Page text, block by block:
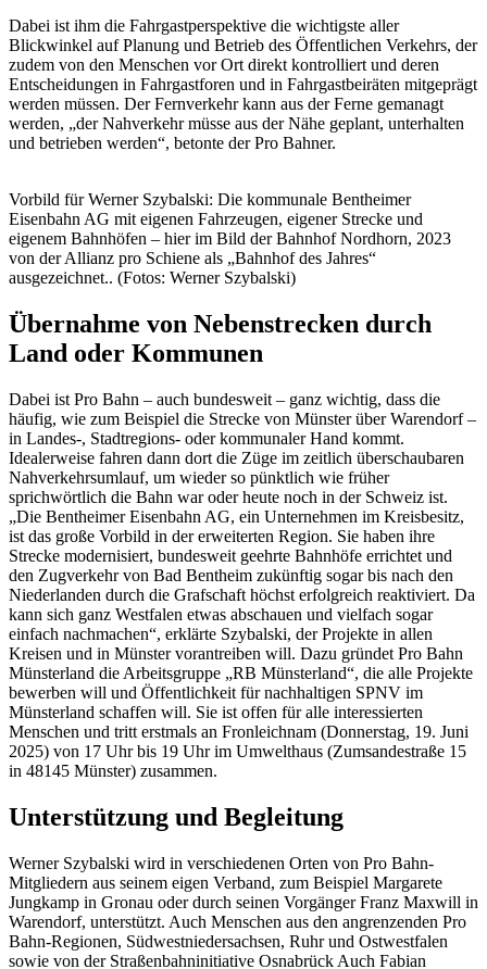
Dabei ist ihm die Fahrgastperspektive die wichtigste aller
Blickwinkel auf Planung und Betrieb des Öffentlichen Verkehrs, der
zudem von den Menschen vor Ort direkt kontrolliert und deren
Entscheidungen in Fahrgastforen und in Fahrgastbeiräten mitgeprägt
werden müssen. Der Fernverkehr kann aus der Ferne gemanagt
werden, „der Nahverkehr müsse aus der Nähe geplant, unterhalten
und betrieben werden“, betonte der Pro Bahner.
Vorbild für Werner Szybalski: Die kommunale Bentheimer
Eisenbahn AG mit eigenen Fahrzeugen, eigener Strecke und
eigenem Bahnhöfen – hier im Bild der Bahnhof Nordhorn, 2023
von der Allianz pro Schiene als „Bahnhof des Jahres“
ausgezeichnet.. (Fotos: Werner Szybalski)
Übernahme von Nebenstrecken durch
Land oder Kommunen
Dabei ist Pro Bahn – auch bundesweit – ganz wichtig, dass die
häufig, wie zum Beispiel die Strecke von Münster über Warendorf –
in Landes-, Stadtregions- oder kommunaler Hand kommt.
Idealerweise fahren dann dort die Züge im zeitlich überschaubaren
Nahverkehrsumlauf, um wieder so pünktlich wie früher
sprichwörtlich die Bahn war oder heute noch in der Schweiz ist.
„Die Bentheimer Eisenbahn AG, ein Unternehmen im Kreisbesitz,
ist das große Vorbild in der erweiterten Region. Sie haben ihre
Strecke modernisiert, bundesweit geehrte Bahnhöfe errichtet und
den Zugverkehr von Bad Bentheim zukünftig sogar bis nach den
Niederlanden durch die Grafschaft höchst erfolgreich reaktiviert. Da
kann sich ganz Westfalen etwas abschauen und vielfach sogar
einfach nachmachen“, erklärte Szybalski, der Projekte in allen
Kreisen und in Münster vorantreiben will. Dazu gründet Pro Bahn
Münsterland die Arbeitsgruppe „RB Münsterland“, die alle Projekte
bewerben will und Öffentlichkeit für nachhaltigen SPNV im
Münsterland schaffen will. Sie ist offen für alle interessierten
Menschen und tritt erstmals an Fronleichnam (Donnerstag, 19. Juni
2025) von 17 Uhr bis 19 Uhr im Umwelthaus (Zumsandestraße 15
in 48145 Münster) zusammen.
Unterstützung und Begleitung
Werner Szybalski wird in verschiedenen Orten von Pro Bahn-
Mitgliedern aus seinem eigen Verband, zum Beispiel Margarete
Jungkamp in Gronau oder durch seinen Vorgänger Franz Maxwill in
Warendorf, unterstützt. Auch Menschen aus den angrenzenden Pro
Bahn-Regionen, Südwestniedersachsen, Ruhr und Ostwestfalen
sowie von der Straßenbahninitiative Osnabrück Auch Fabian